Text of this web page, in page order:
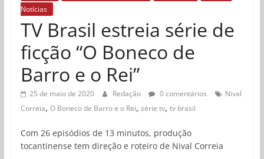
Notícias
TV Brasil estreia série de
ficção “O Boneco de
Barro e o Rei”
25 de maio de 2020 Redação 0 comentários
Nival
Correia, O Boneco de Barro e o Rei, série tv, tv brasil
Com 26 episódios de 13 minutos, produção
tocantinense tem direção e roteiro de Nival Correia